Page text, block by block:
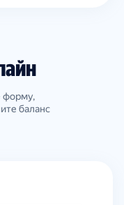
форму,
баланс